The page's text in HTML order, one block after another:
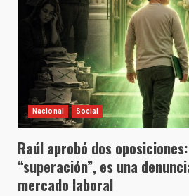
Nacional Social
Raúl aprobó dos
“superación”, es una
mercado laboral